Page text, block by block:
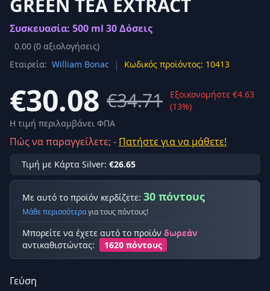
GREEN TEA EXTRACT
Συσκευασία: 500 ml 30 Δόσεις
0.00 (0 αξιολογήσεις)
Εταιρεία: William Bonac | Κωδικός προϊόντος: 10413
€30.08 €34.71
Εξοικονομήστε €4.63
(13%)
Η τιμή περιλαμβάνει ΦΠΑ
Πώς να παραγγείλετε; - Πατήστε για να μάθετε!
Τιμή με Κάρτα Silver: €26.65
Με αυτό το προϊόν κερδίζετε: 30 πόντους
Μάθε περισσότεραγια τους πόντους!
Μπορείτε να έχετε αυτό το προϊόν δωρεάν
αντικαθιστώντας:
1620 πόντους
Γεύση